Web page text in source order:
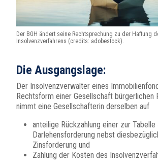
Der BGH ändert seine Rechtsprechung zu der Haftung
Insolvenzverfahrens (credits: adobestock).
Die Ausgangslage:
Der Insolvenzverwalter eines
Rechtsform einer Gesellschaft bürgerlichen
nimmt eine Gesellschafterin derselben auf
anteilige Rückzahlung einer zur
Darlehensforderung nebst
Zinsforderung und
Zahlung der Kosten des